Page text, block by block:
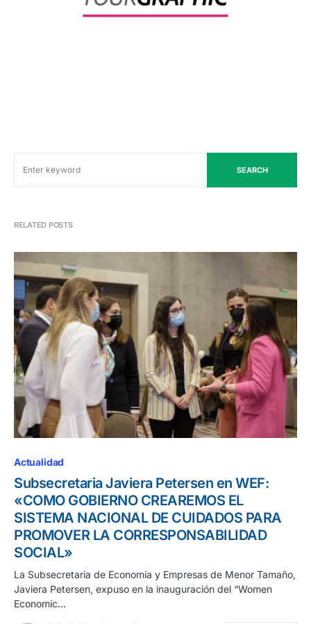
SEARCH
RELATED POSTS
Actualidad
Subsecretaria Javiera Petersen en WEF:
«COMO GOBIERNO CREAREMOS EL
SISTEMA NACIONAL DE CUIDADOS PARA
PROMOVER LA CORRESPONSABILIDAD
SOCIAL»
La Subsecretaria de Economía y Empresas de Menor Tamaño,
Javiera Petersen, expuso en la inauguración del “Women
Economic…